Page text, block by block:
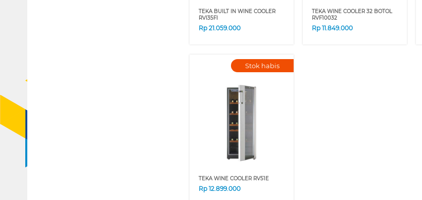
TEKA BUILT IN WINE COOLER
RVI35FI
Rp 21.059.000
TEKA WINE COOLER 32 BOTOL
RVF10032
Rp 11.849.000
Stok habis
TEKA WINE COOLER RV51E
Rp 12.899.000